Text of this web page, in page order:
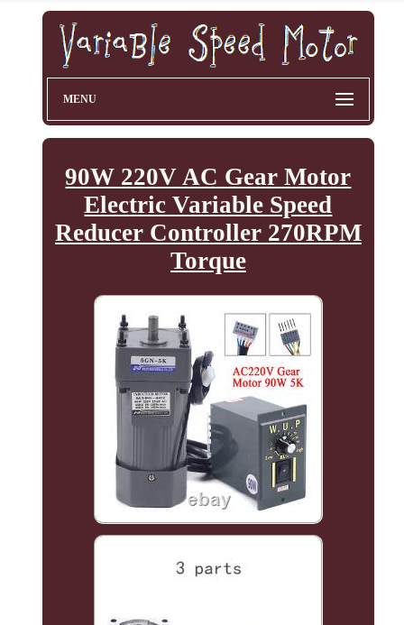
MENU
90W 220V AC Gear Motor
Electric Variable Speed
Reducer Controller 270RPM
Torque